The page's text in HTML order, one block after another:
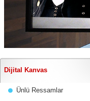
Dijital Kanvas
Ünlü Ressamlar